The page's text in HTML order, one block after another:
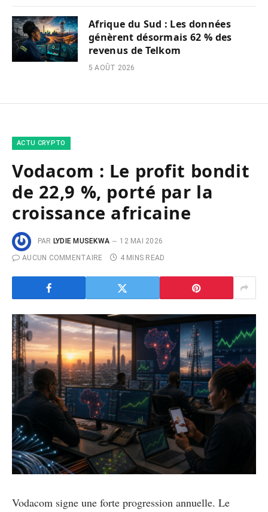
Afrique du Sud : Les données
génèrent désormais 62 % des
revenus de Telkom
5 AOÛT 2026
ACTU CRYPTO
Vodacom : Le profit bondit
de 22,9 %, porté par la
croissance africaine
PAR LYDIE MUSEKWA
12 MAI 2026
AUCUN COMMENTAIRE
4 MINS READ
Vodacom signe une forte progression annuelle. Le